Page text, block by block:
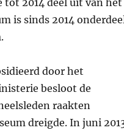
tot 2014 deel uit van het
is sinds 2014
.
door het
besloot de
raakten
dreigde. In juni